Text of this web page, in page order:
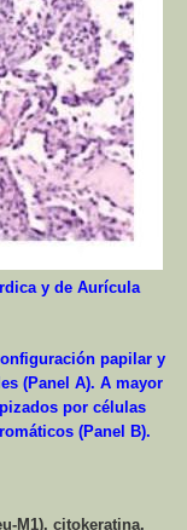
y de Aurícula
papilar y
(Panel A). A mayor
por células
(Panel B).
M1), citokeratina,